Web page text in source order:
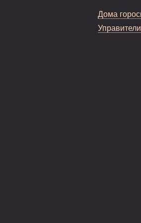
Дома